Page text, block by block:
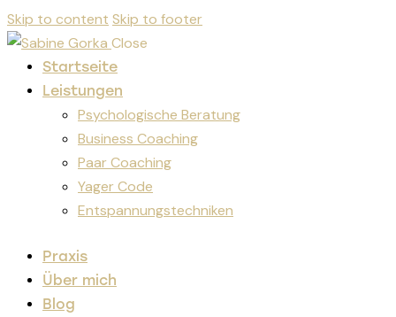
Skip to content Skip to footer
Close
Startseite
Leistungen
Psychologische Beratung
Business Coaching
Paar Coaching
Yager Code
Entspannungstechniken
Praxis
Über mich
Blog